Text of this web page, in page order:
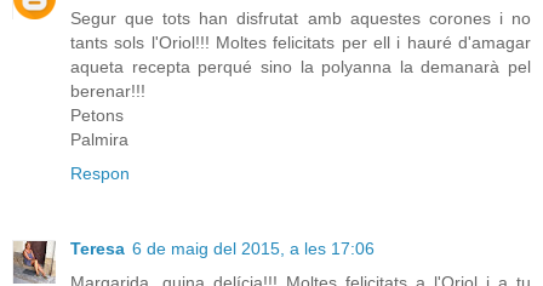
Segur que tots han disfrutat amb aquestes corones i no
tants sols l'Oriol!!! Moltes felicitats per ell i hauré d'amagar
aqueta recepta perqué sino la polyanna la demanarà pel
berenar!!!
Petons
Palmira
Respon
Teresa 6 de maig del 2015, a les 17:06